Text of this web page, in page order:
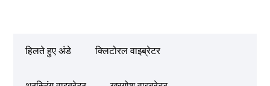
हिलते हुए अंडे क्लिटोरल वाइब्रेटर